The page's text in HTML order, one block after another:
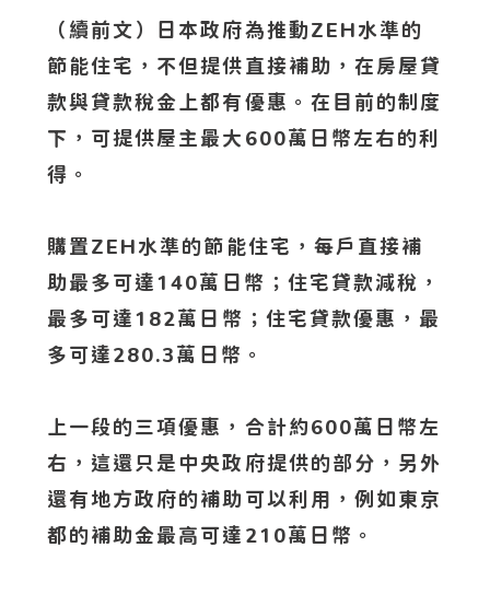
（續前文）日本政府為推動ZEH水準的
節能住宅，不但提供直接補助，在房屋貸
款與貸款稅金上都有優惠。在目前的制度
下，可提供屋主最大600萬日幣左右的利
得。
購置ZEH水準的節能住宅，每戶直接補
助最多可達140萬日幣；住宅貸款減稅，
最多可達182萬日幣；住宅貸款優惠，最
多可達280.3萬日幣。
上一段的三項優惠，合計約600萬日幣左
右，這還只是中央政府提供的部分，另外
還有地方政府的補助可以利用，例如東京
都的補助金最高可達210萬日幣。